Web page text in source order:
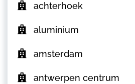
achterhoek
aluminium
amsterdam
antwerpen centrum